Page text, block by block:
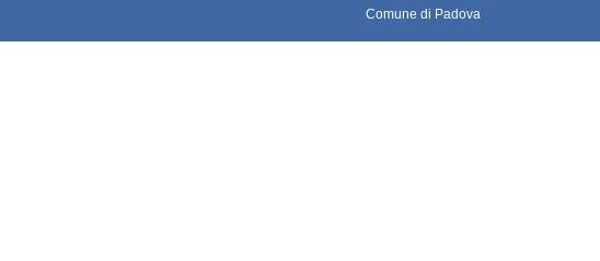
Comune di Padova